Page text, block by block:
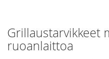
Grillaustarvikkeet
ruoanlaittoa